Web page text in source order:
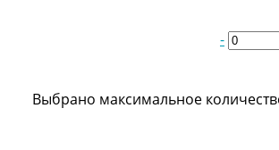
-
Выбрано максимальное